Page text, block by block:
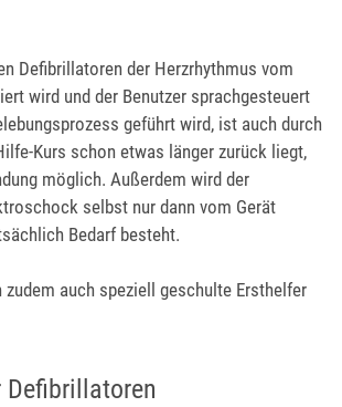
Defibrillatoren der Herzrhythmus vom
wird und der Benutzer sprachgesteuert
geführt wird, ist auch durch
Kurs schon etwas länger zurück liegt,
möglich. Außerdem wird der
selbst nur dann vom Gerät
Bedarf besteht.
zudem auch speziell geschulte Ersthelfer
Defibrillatoren